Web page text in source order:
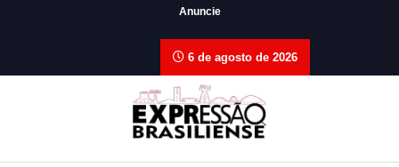
Anuncie
6 de agosto de 2026